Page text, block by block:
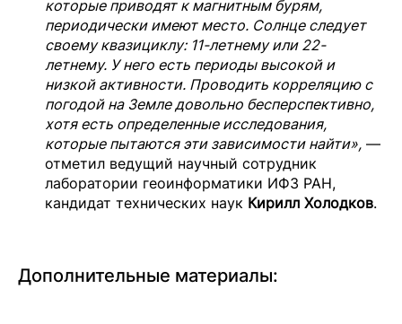
которые приводят к магнитным бурям,
периодически имеют место. Солнце следует
своему квазициклу: 11-летнему или 22-
летнему. У него есть периоды высокой и
низкой активности. Проводить корреляцию с
погодой на Земле довольно бесперспективно,
хотя есть определенные исследования,
которые пытаются эти зависимости найти», —
отметил ведущий научный сотрудник
лаборатории геоинформатики ИФЗ РАН,
кандидат технических наук Кирилл Холодков.
Дополнительные материалы: